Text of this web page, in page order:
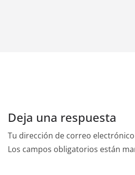
Deja una respuesta
Tu dirección de correo
Los campos obligatorios están